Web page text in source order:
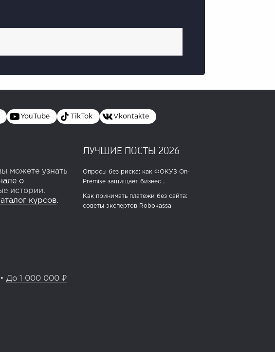
YouTube TikTok Vkontakte
можете узнать
о
истории.
курсов.
ЛУЧШИЕ ПОСТЫ 2026
Опросы без риска: как ФОКУЗ On-
Premise защищает бизнес...
Как принимать платежи без сайта:
советы экспертов Robokassa
• До 1 000 000 ₽